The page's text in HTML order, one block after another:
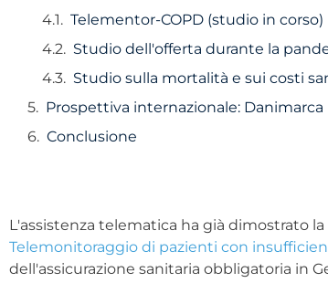
Telementor-COPD (studio in corso)
Studio dell'offerta durante la
Studio sulla mortalità e sui costi
Prospettiva internazionale: Danimarca
Conclusione
L'assistenza telematica ha già dimostrato
Telemonitoraggio di pazienti con
dell'assicurazione sanitaria obbligatoria in